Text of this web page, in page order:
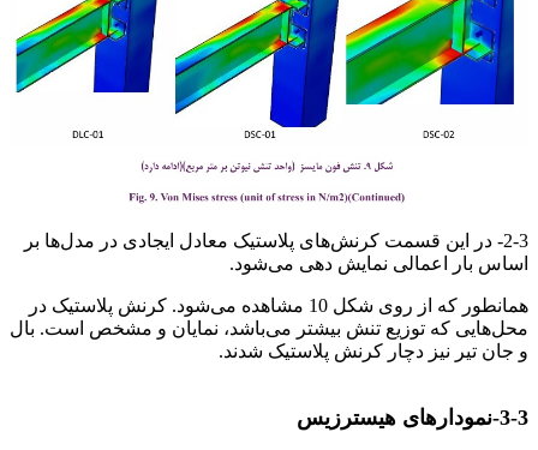
2-3- در این قسمت کرنش‌های پلاستیک معادل ایجادی در مدل‌ها بر
اساس بار اعمالی نمایش دهی می‌شود.
همانطور که از روی شکل 10 مشاهده می‌شود. کرنش پلاستیک در
محل‌هایی که توزیع تنش بیشتر می‌باشد، نمایان و مشخص است. بال
و جان تیر نیز دچار کرنش پلاستیک شدند.
3-3-نمودارهای هیسترزیس